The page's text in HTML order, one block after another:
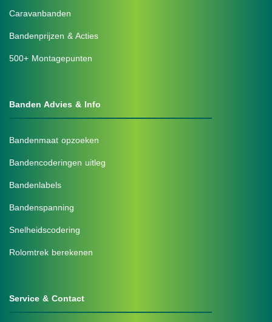
Caravanbanden
Bandenprijzen & Acties
500+ Montagepunten
Banden Advies & Info
Bandenmaat opzoeken
Bandencoderingen uitleg
Bandenlabels
Bandenspanning
Snelheidscodering
Rolomtrek berekenen
Service & Contact